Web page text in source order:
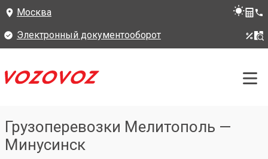
Москва
Электронный документооборот
Грузоперевозки Мелитополь —
Минусинск